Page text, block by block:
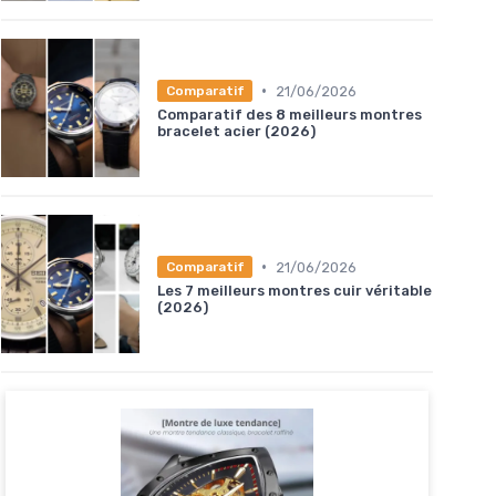
Comparatif •
21/06/2026
Comparatif des 8 meilleurs montres
bracelet acier (2026)
Comparatif •
21/06/2026
Les 7 meilleurs montres cuir véritable
(2026)